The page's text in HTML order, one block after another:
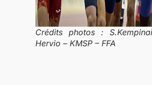
Crédits photos :
Hervio – KMSP – FFA